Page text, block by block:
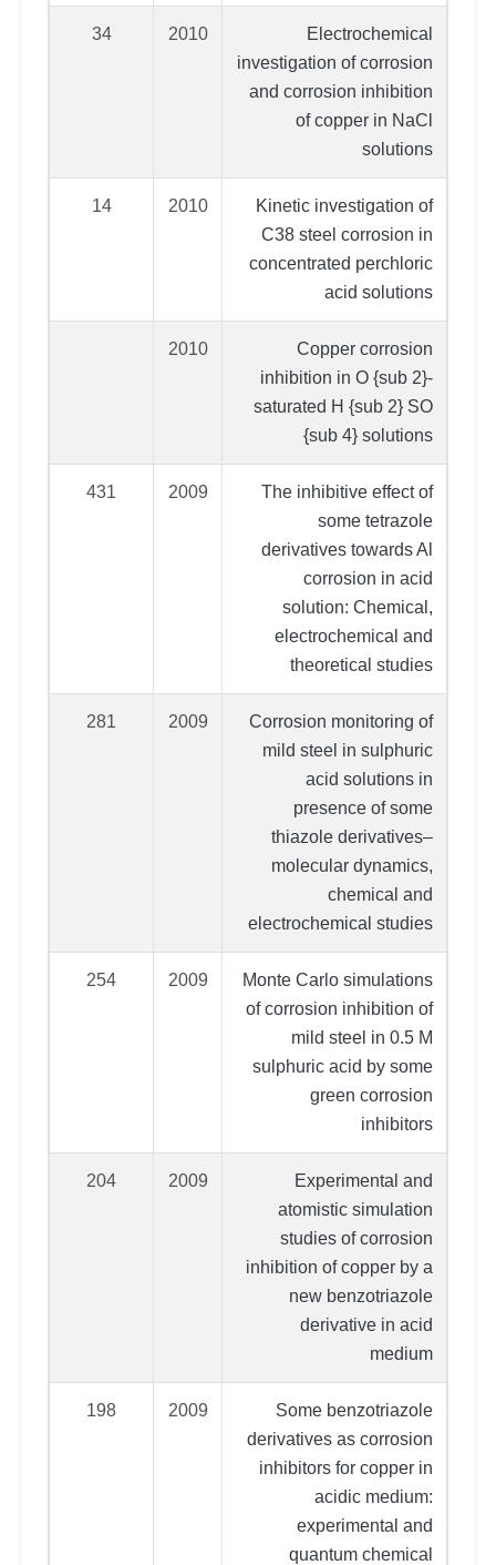
Electrochemical
investigation of corrosion
and corrosion inhibition
of copper in NaCl
solutions
2010
34
Kinetic investigation of
C38 steel corrosion in
concentrated perchloric
acid solutions
2010
14
Copper corrosion
inhibition in O {sub 2}-
saturated H {sub 2} SO
{sub 4} solutions
2010
The inhibitive effect of
some tetrazole
derivatives towards Al
corrosion in acid
solution: Chemical,
electrochemical and
theoretical studies
2009
431
Corrosion monitoring of
mild steel in sulphuric
acid solutions in
presence of some
thiazole derivatives–
molecular dynamics,
chemical and
electrochemical studies
2009
281
Monte Carlo simulations
of corrosion inhibition of
mild steel in 0.5 M
sulphuric acid by some
green corrosion
inhibitors
2009
254
Experimental and
atomistic simulation
studies of corrosion
inhibition of copper by a
new benzotriazole
derivative in acid
medium
2009
204
Some benzotriazole
derivatives as corrosion
inhibitors for copper in
acidic medium:
experimental and
quantum chemical
2009
198